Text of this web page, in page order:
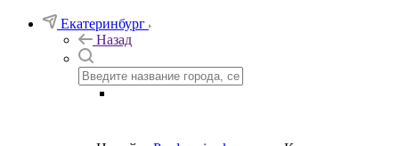
Екатеринбург
Назад